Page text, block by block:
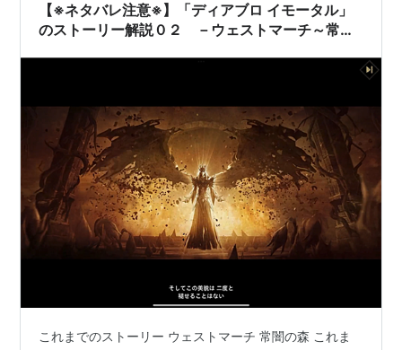
【※ネタバレ注意※】「ディアブロ イモータル」
のストーリー解説０２ －ウェストマーチ～常闇
これまでのストーリー ウェストマーチ 常闇の森 これま